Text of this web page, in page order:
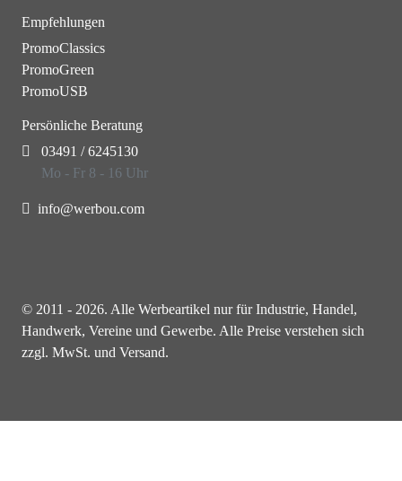
Empfehlungen
PromoClassics
PromoGreen
PromoUSB
Persönliche Beratung
03491 / 6245130
Mo - Fr 8 - 16 Uhr
info@werbou.com
© 2011 - 2026. Alle Werbeartikel nur für Industrie, Handel,
Handwerk, Vereine und Gewerbe. Alle Preise verstehen sich
zzgl. MwSt. und Versand.